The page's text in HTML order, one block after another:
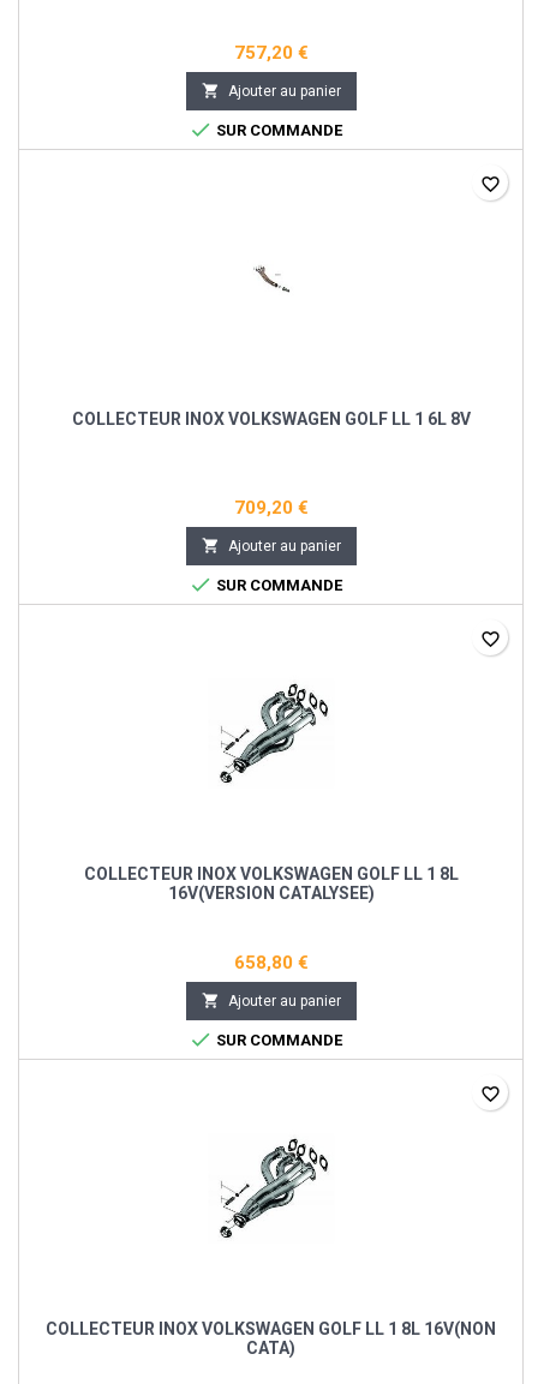
757,20 €
 Ajouter au panier
 SUR COMMANDE
COLLECTEUR INOX VOLKSWAGEN GOLF LL 1 6L 8V
709,20 €
 Ajouter au panier
 SUR COMMANDE
favorite_border
COLLECTEUR INOX VOLKSWAGEN GOLF LL 1 8L
16V(VERSION CATALYSEE)
658,80 €
 Ajouter au panier
 SUR COMMANDE
favorite_border
COLLECTEUR INOX VOLKSWAGEN GOLF LL 1 8L 16V(NON
CATA)
favorite_border